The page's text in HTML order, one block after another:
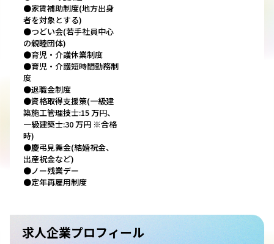
●家賃補助制度(地方出身
者を対象とする)
●つどい会(若手社員中心
の親睦団体)
●育児・介護休業制度
●育児・介護短時間勤務制
度
●退職金制度
●資格取得支援策(一級建
築施工管理技士:15 万円、
一級建築士:30 万円 ※合格
時)
●慶弔見舞金(結婚祝金、
出産祝金など)
●ノー残業デー
●定年再雇用制度
求人企業プロフィール